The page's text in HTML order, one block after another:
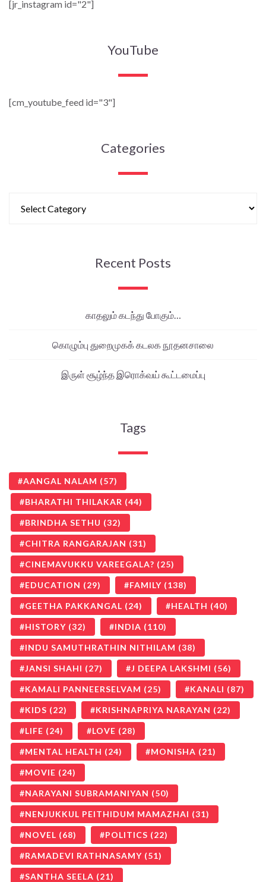
[jr_instagram id="2"]
YouTube
[cm_youtube_feed id="3"]
Categories
Recent Posts
காதலும் கடந்து போகும்…
கொழும்பு துறைமுகக் கடலக நூதனசாலை
இருள் சூழ்ந்த இரொக்வய் கூட்டமைப்பு
Tags
AANGAL NALAM (57)
BHARATHI THILAKAR (44)
BRINDHA SETHU (32)
CHITRA RANGARAJAN (31)
CINEMAVUKKU VAREEGALA? (25)
EDUCATION (29) FAMILY (138)
GEETHA PAKKANGAL (24) HEALTH (40)
HISTORY (32) INDIA (110)
INDU SAMUTHRATHIN NITHILAM (38)
JANSI SHAHI (27) J DEEPA LAKSHMI (56)
KAMALI PANNEERSELVAM (25) KANALI (87)
KIDS (22) KRISHNAPRIYA NARAYAN (22)
LIFE (24) LOVE (28)
MENTAL HEALTH (24) MONISHA (21)
MOVIE (24)
NARAYANI SUBRAMANIYAN (50)
NENJUKKUL PEITHIDUM MAMAZHAI (31)
NOVEL (68) POLITICS (22)
RAMADEVI RATHNASAMY (51)
SANTHA SEELA (21)